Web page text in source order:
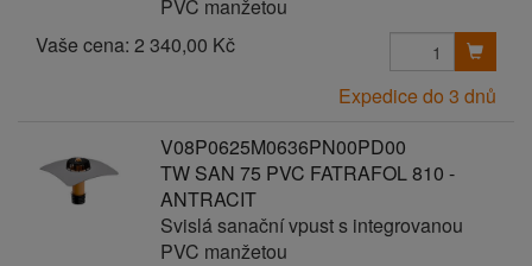
PVC manžetou
Vaše cena: 2 340,00 Kč
Expedice do 3 dnů
V08P0625M0636PN00PD00
TW SAN 75 PVC FATRAFOL 810 -
ANTRACIT
Svislá sanační vpust s integrovanou
PVC manžetou